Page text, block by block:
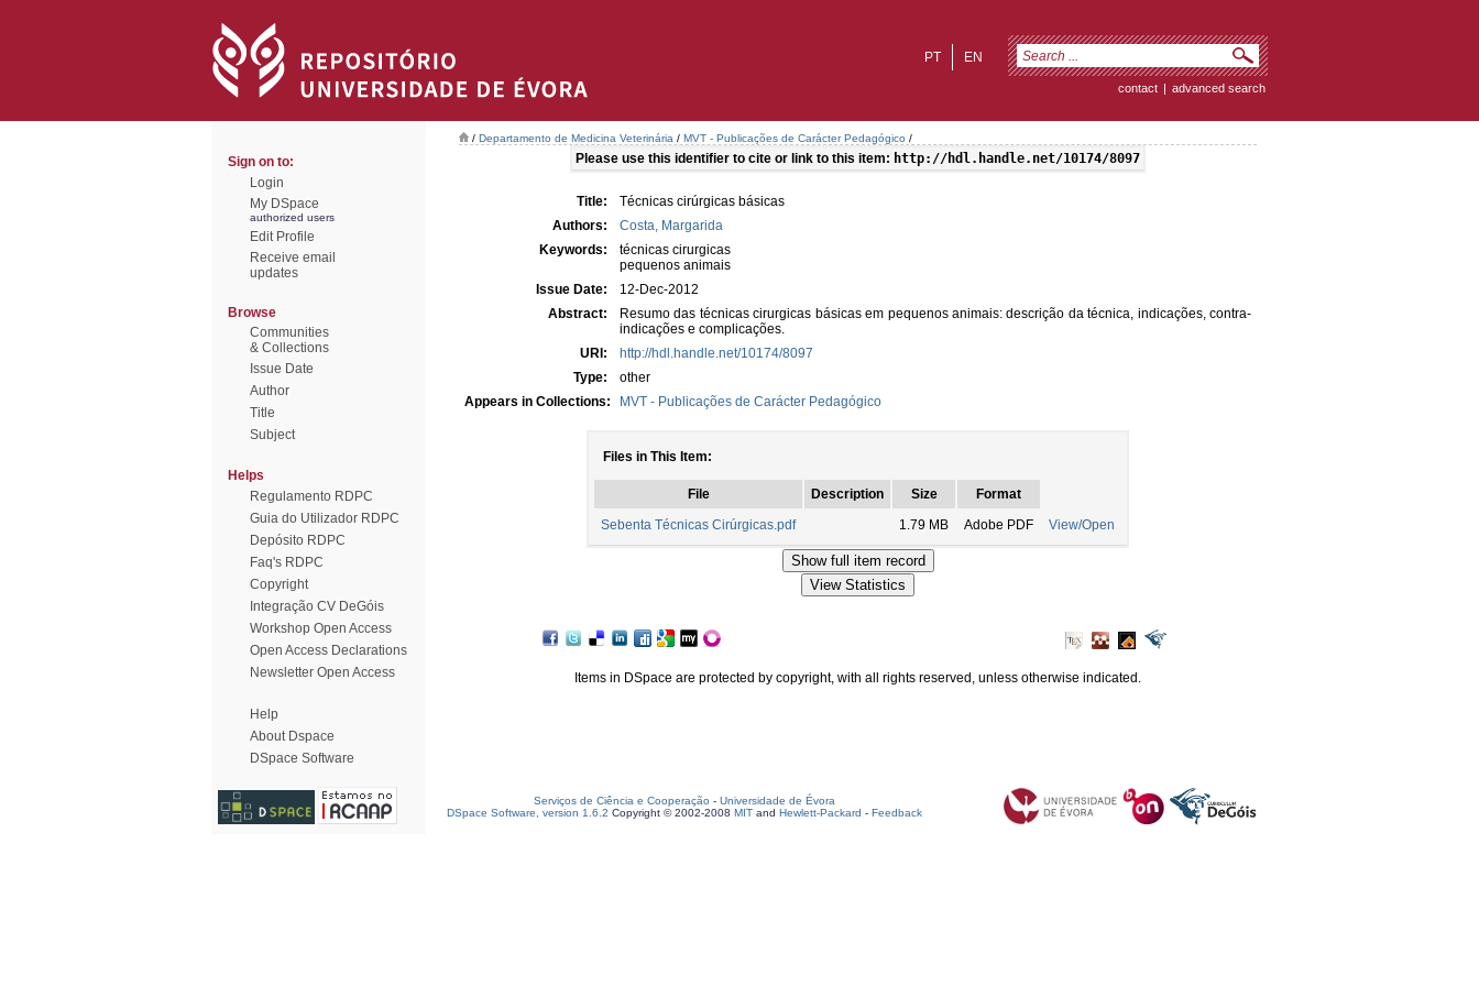
EN
PT
contact | advanced search
Sign on to:
Login
My DSpace
authorized users
Edit Profile
Receive email
updates
Browse
Communities
& Collections
Issue Date
Author
Title
Subject
Helps
Regulamento RDPC
Guia do Utilizador RDPC
Depósito RDPC
Faq's RDPC
Copyright
Integração CV DeGóis
Workshop Open Access
Open Access Declarations
Newsletter Open Access
Help
About Dspace
DSpace Software
/ Departamento de Medicina Veterinária / MVT - Publicações de Carácter Pedagógico /
Please use this identifier to cite or link to this item: http://hdl.handle.net/10174/8097
Title:
Técnicas cirúrgicas básicas
Authors:
Costa, Margarida
Keywords:
técnicas cirurgicas
pequenos animais
Issue Date:
12-Dec-2012
Abstract:
Resumo das técnicas cirurgicas básicas em pequenos animais: descrição da técnica, indicações, contra-
indicações e complicações.
URI:
http://hdl.handle.net/10174/8097
Type:
other
Appears in Collections:
MVT - Publicações de Carácter Pedagógico
Files in This Item:
File Description Size
Format
Sebenta Técnicas Cirúrgicas.pdf
1.79 MB Adobe PDF View/Open
Items in DSpace are protected by copyright, with all rights reserved, unless otherwise indicated.
Serviços de Ciência e Cooperação - Universidade de Évora
DSpace Software, version 1.6.2 Copyright © 2002-2008 MIT and Hewlett-Packard - Feedback